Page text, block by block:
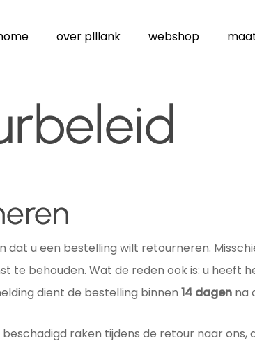
over plllank webshop
dat u een bestelling wilt retourneren.
te behouden. Wat de reden ook is: u heeft
dient de bestelling binnen 14 dagenna
raken tijdens de retour naar ons,